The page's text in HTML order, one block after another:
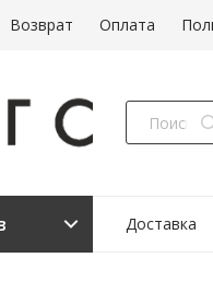
Возврат Оплата
Доставка